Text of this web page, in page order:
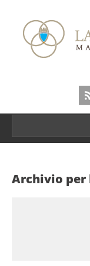
Archivio per